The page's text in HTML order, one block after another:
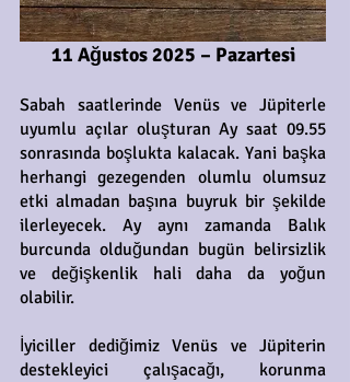
11 Ağustos 2025 – Pazartesi
Sabah saatlerinde Venüs ve Jüpiterle
uyumlu açılar oluşturan Ay saat 09.55
sonrasında boşlukta kalacak. Yani başka
herhangi gezegenden olumlu olumsuz
etki almadan başına buyruk bir şekilde
ilerleyecek. Ay aynı zamanda Balık
burcunda olduğundan bugün belirsizlik
ve değişkenlik hali daha da yoğun
olabilir.
İyiciller dediğimiz Venüs ve Jüpiterin
destekleyici çalışacağı, korunma